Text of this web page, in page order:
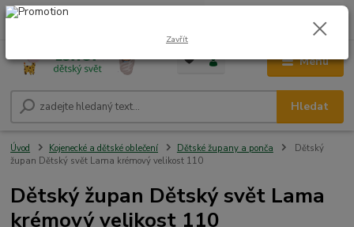
Menu
Hledat
+420 604 278 943 0,00 Kč
Úvod Kojenecké a dětské oblečení Dětské župany a ponča
Dětský
župan Dětský svět Lama krémový velikost 110
Dětský župan Dětský svět Lama
krémový velikost 110
Zavřít